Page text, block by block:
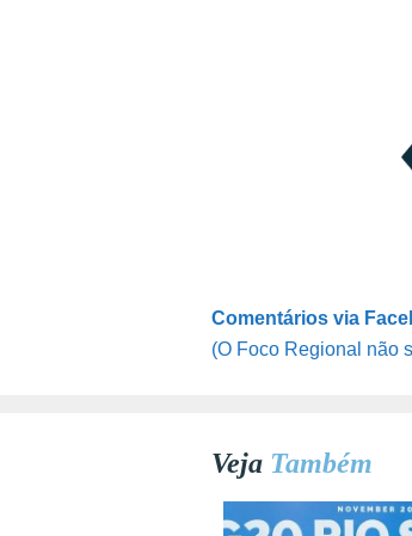
Comentários via
(O Foco Regional não
Veja Também